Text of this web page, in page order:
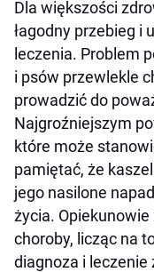
Dla większości
łagodny przebieg i
leczenia. Problem
i psów przewlekle
prowadzić do
Najgroźniejszym
które może
pamiętać, że
jego nasilone
życia.
choroby, licząc na
diagnoza i